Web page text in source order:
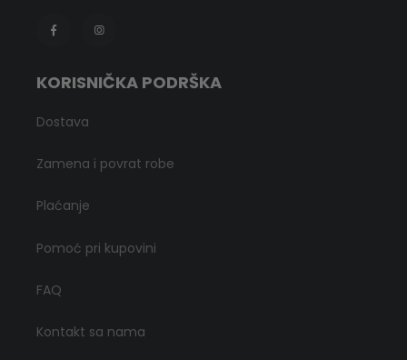
KORISNIČKA PODRŠKA
Dostava
Zamena i povrat robe
Plaćanje
Pomoć pri kupovini
FAQ
Kontakt sa nama